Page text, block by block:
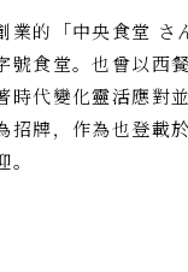
業的「中央食堂 さ
號食堂。也曾以西
時代變化靈活應對
招牌，作為也登載